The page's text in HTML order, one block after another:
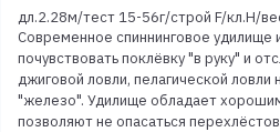
дл.2.28м/тест 15-56г/строй F/кл.H/
Современное спиннинговое удилище
почувствовать поклёвку "в руку" и
джиговой ловли, пелагической
"железо". Удилище обладает
позволяют не опасаться